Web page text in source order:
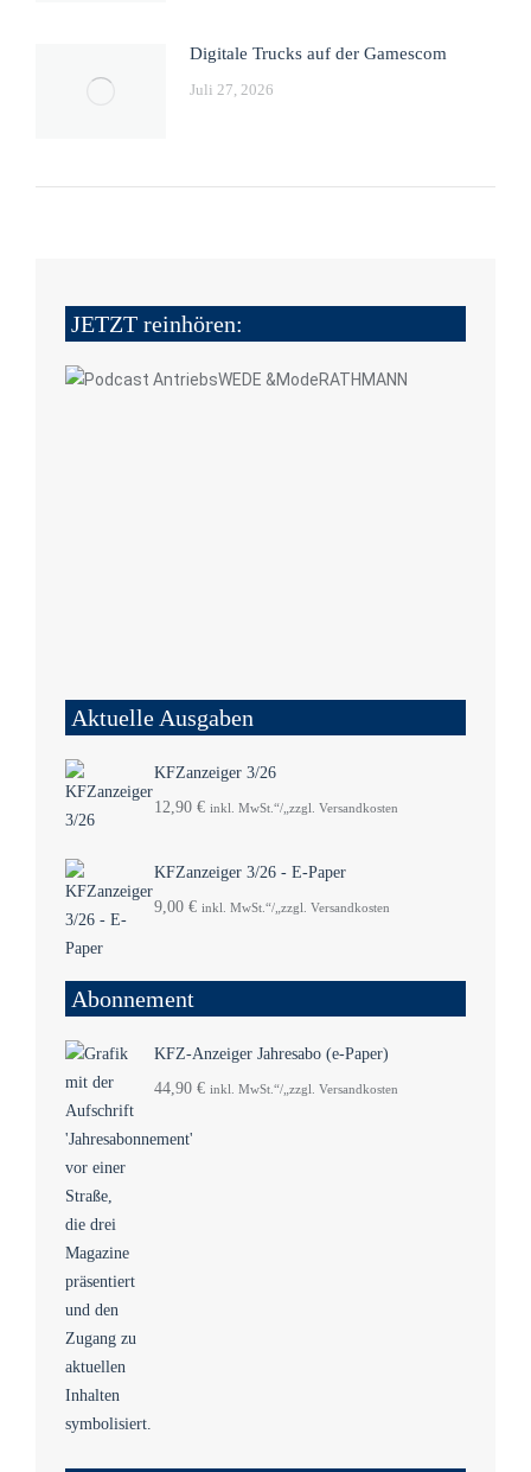
Digitale Trucks auf der Gamescom
Juli 27, 2026
JETZT reinhören:
Aktuelle Ausgaben
KFZanzeiger 3/26
12,90 € inkl. MwSt.“/„zzgl. Versandkosten
KFZanzeiger 3/26 - E-Paper
9,00 € inkl. MwSt.“/„zzgl. Versandkosten
Abonnement
KFZ-Anzeiger Jahresabo (e-Paper)
44,90 € inkl. MwSt.“/„zzgl. Versandkosten